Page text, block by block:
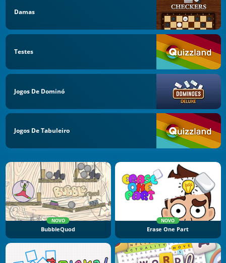
Damas
Testes
Jogos De Dominó
Jogos De Tabuleiro
NOVO
BubbleQuod
NOVO
Erase One Part